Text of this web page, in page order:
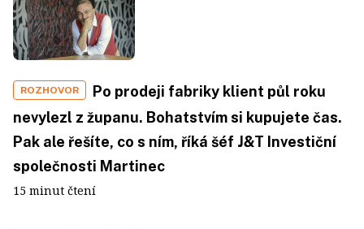
ROZHOVOR
Po prodeji fabriky klient půl roku
nevylezl z županu. Bohatstvím si kupujete čas.
Pak ale řešíte, co s ním, říká šéf J&T Investiční
společnosti Martinec
15 minut čtení